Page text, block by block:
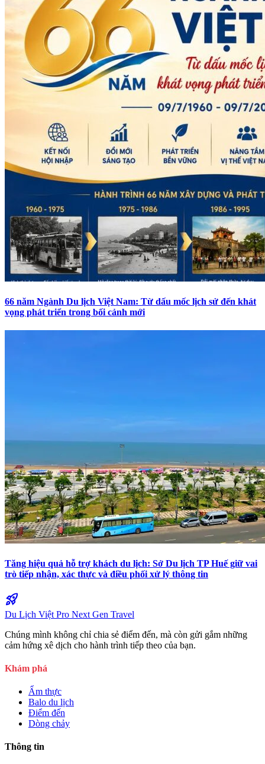
66 năm Ngành Du lịch Việt Nam: Từ dấu mốc lịch sử đến khát
vọng phát triển trong bối cảnh mới
Tăng hiệu quả hỗ trợ khách du lịch: Sở Du lịch TP Huế giữ vai
trò tiếp nhận, xác thực và điều phối xử lý thông tin
rocket_launch
Du Lịch Việt Pro Next Gen Travel
Chúng mình không chỉ chia sẻ điểm đến, mà còn gửi gắm những
cảm hứng xê dịch cho hành trình tiếp theo của bạn.
Khám phá
Ẩm thực
Balo du lịch
Điểm đến
Dòng chảy
Thông tin